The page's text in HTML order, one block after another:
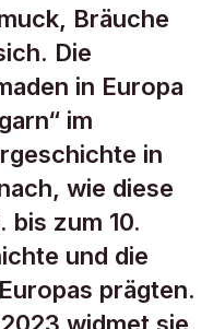
Bräuche
Die
in Europa
im
in
wie diese
bis zum 10.
und die
prägten.